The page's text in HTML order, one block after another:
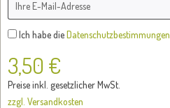
Ich habe dieDatenschutzbestimmungen
3,50 €
Preise inkl. gesetzlicher MwSt.
zzgl. Versandkosten